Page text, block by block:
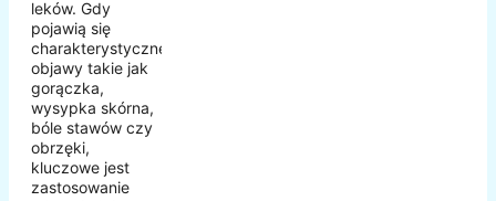
leków. Gdy
pojawią się
charakterystyczne
objawy takie jak
gorączka,
wysypka skórna,
bóle stawów czy
obrzęki,
kluczowe jest
zastosowanie